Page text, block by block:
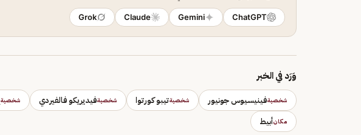
ChatGPT
Gemini
Claude
Grok
وَرَد في الخبر
شخصيةفينيسيوس جونيور شخصيةتيبو كورتوا شخصيةفيديريكو فالفيردي شخصية
مكانأبيط